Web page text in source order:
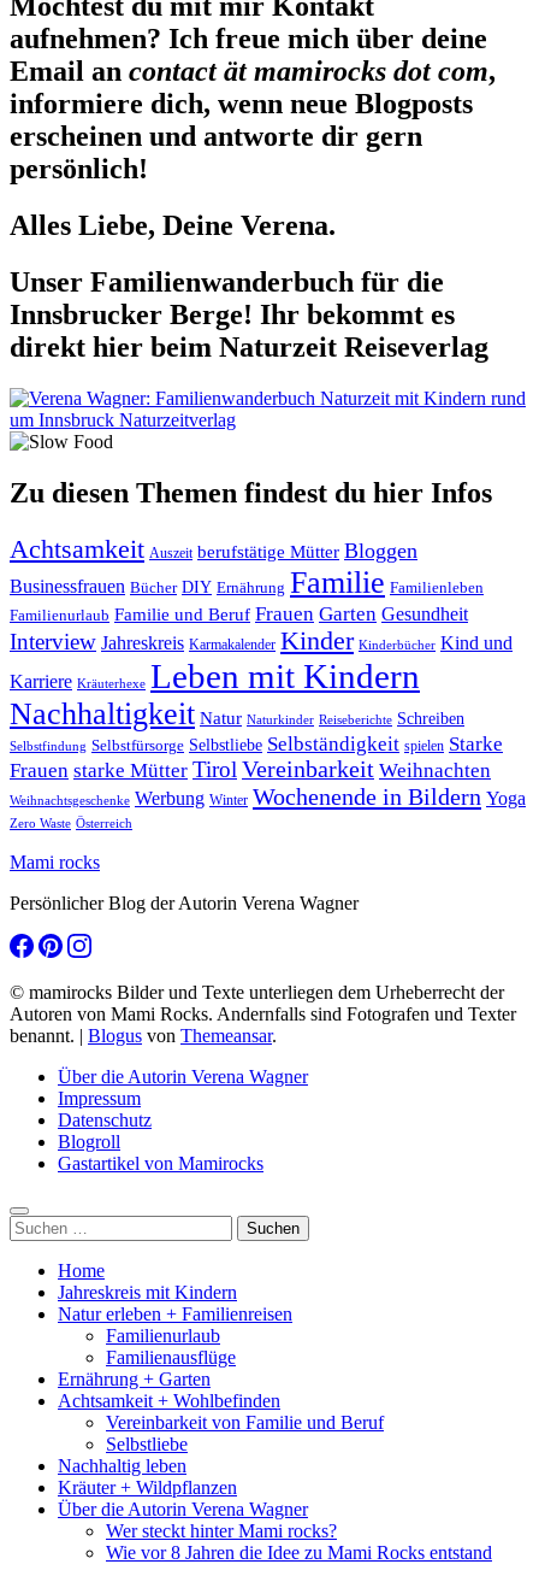
Möchtest du mit mir Kontakt
aufnehmen? Ich freue mich über deine
Email an contact ät mamirocks dot com,
informiere dich, wenn neue Blogposts
erscheinen und antworte dir gern
persönlich!
Alles Liebe, Deine Verena.
Unser Familienwanderbuch für die
Innsbrucker Berge! Ihr bekommt es
direkt hier beim Naturzeit Reiseverlag
Zu diesen Themen findest du hier Infos
Achtsamkeit Auszeit berufstätige Mütter Bloggen
Businessfrauen Bücher DIY Ernährung Familie Familienleben
Familienurlaub Familie und Beruf Frauen Garten Gesundheit
Interview Jahreskreis Karmakalender Kinder Kinderbücher Kind und
Karriere Kräuterhexe Leben mit Kindern
Nachhaltigkeit Natur Naturkinder Reiseberichte Schreiben
Selbstfindung Selbstfürsorge Selbstliebe Selbständigkeit spielen Starke
Frauen starke Mütter Tirol Vereinbarkeit Weihnachten
Weihnachtsgeschenke Werbung Winter Wochenende in Bildern Yoga
Zero Waste Österreich
Mami rocks
Persönlicher Blog der Autorin Verena Wagner
© mamirocks Bilder und Texte unterliegen dem Urheberrecht der
Autoren von Mami Rocks. Andernfalls sind Fotografen und Texter
benannt. | Blogus von Themeansar.
Über die Autorin Verena Wagner
Impressum
Datenschutz
Blogroll
Gastartikel von Mamirocks
Suchen
nach:
Home
Jahreskreis mit Kindern
Natur erleben + Familienreisen
Familienurlaub
Familienausflüge
Ernährung + Garten
Achtsamkeit + Wohlbefinden
Vereinbarkeit von Familie und Beruf
Selbstliebe
Nachhaltig leben
Kräuter + Wildpflanzen
Über die Autorin Verena Wagner
Wer steckt hinter Mami rocks?
Wie vor 8 Jahren die Idee zu Mami Rocks entstand